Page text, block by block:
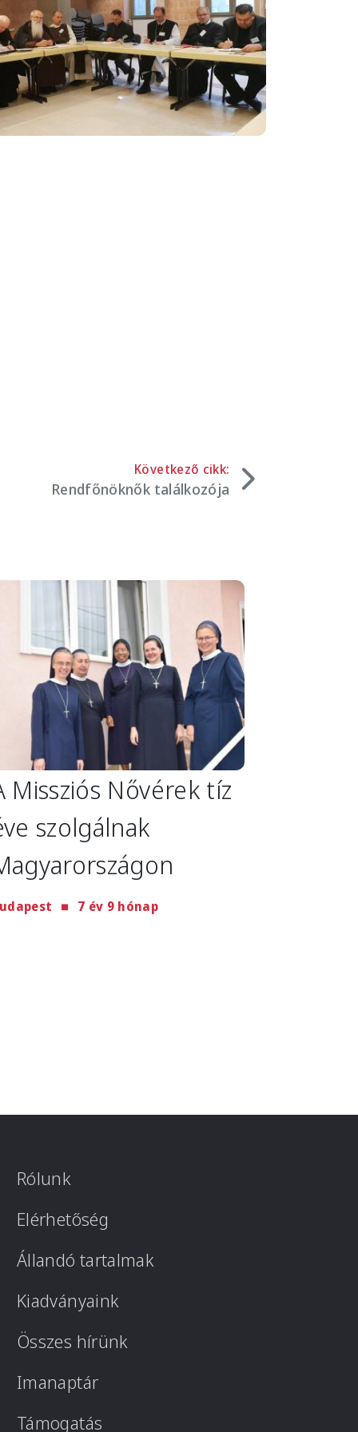
Következő cikk:
Rendfőnöknők találkozója
Missziós Nővérek tíz
szolgálnak
7 év 9 hónap
Rólunk
Elérhetőség
Állandó tartalmak
Kiadványaink
Összes hírünk
Imanaptár
Támogatás